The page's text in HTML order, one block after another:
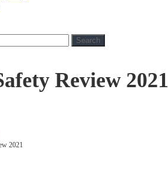
Search
Review 2021
2021